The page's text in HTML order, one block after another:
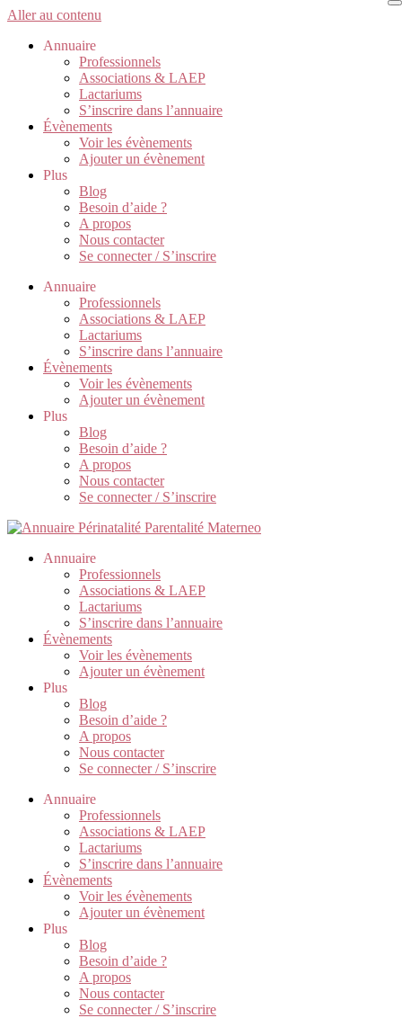
Aller au contenu
Annuaire
Professionnels
Associations & LAEP
Lactariums
S’inscrire dans l’annuaire
Évènements
Voir les évènements
Ajouter un évènement
Plus
Blog
Besoin d’aide ?
A propos
Nous contacter
Se connecter / S’inscrire
Annuaire
Professionnels
Associations & LAEP
Lactariums
S’inscrire dans l’annuaire
Évènements
Voir les évènements
Ajouter un évènement
Plus
Blog
Besoin d’aide ?
A propos
Nous contacter
Se connecter / S’inscrire
Annuaire
Professionnels
Associations & LAEP
Lactariums
S’inscrire dans l’annuaire
Évènements
Voir les évènements
Ajouter un évènement
Plus
Blog
Besoin d’aide ?
A propos
Nous contacter
Se connecter / S’inscrire
Annuaire
Professionnels
Associations & LAEP
Lactariums
S’inscrire dans l’annuaire
Évènements
Voir les évènements
Ajouter un évènement
Plus
Blog
Besoin d’aide ?
A propos
Nous contacter
Se connecter / S’inscrire